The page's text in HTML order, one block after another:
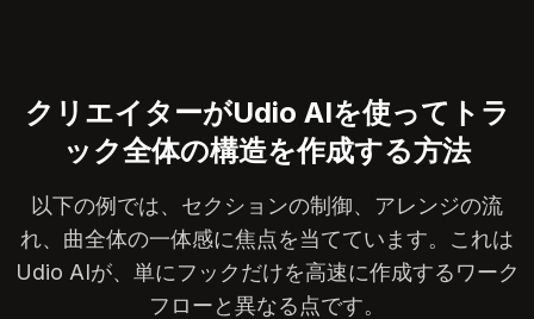
クリエイターがUdio AIを使ってトラ
ック全体の構造を作成する方法
以下の例では、セクションの制御、アレンジの流
れ、曲全体の一体感に焦点を当てています。これは
Udio AIが、単にフックだけを高速に作成するワーク
フローと異なる点です。